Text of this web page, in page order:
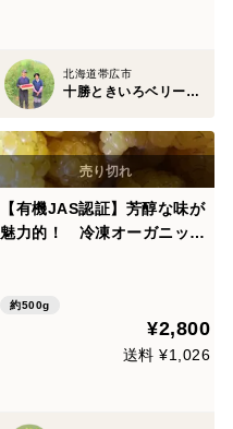
北海道帯広市
十勝ときいろベリーファーム
【有機JAS認証】芳醇な味が
魅力的！ 冷凍オーガニック
約500g
¥2,800
送料 ¥1,026